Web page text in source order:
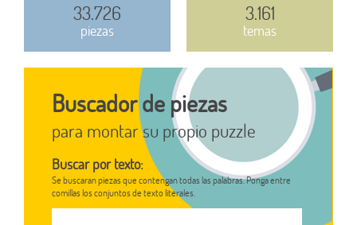
33.726
piezas
3.161
temas
Buscador de piezas
para montar su propio puzzle
Buscar por texto:
Se buscaran piezas que contengan todas las palabras. Ponga entre
comillas los conjuntos de texto literales.